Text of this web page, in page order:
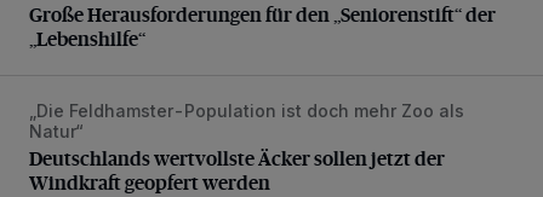
Große Herausforderungen für den „Seniorenstift“ der
„Lebenshilfe“
Deutschlands wertvollste Äcker sollen jetzt der Windkraft
„Die Feldhamster-Population ist doch mehr Zoo als
Natur“
Deutschlands wertvollste Äcker sollen jetzt der
Windkraft geopfert werden